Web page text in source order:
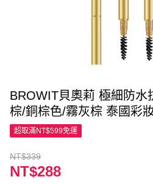
BROWIT貝奧莉 極細防水
棕/銅棕色/霧灰棕 泰國彩
超取滿NT$599免運
NT$339
NT$288